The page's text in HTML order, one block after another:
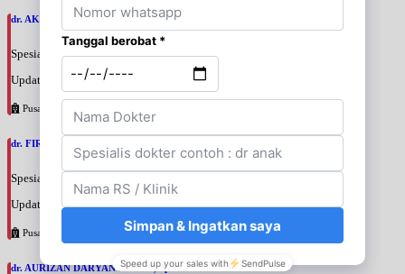
dr. AKBARI WAHYUDI KUSUMAH, SpU
Spesialis: Bedah Urologi
Update terakhir: 2026-08-06 18:38:38
Pusat Pertamina
dr. FIRTANTYO ADI SYAHPUTRA, SpU
Spesialis: Bedah Urologi
Update terakhir: 2026-08-06 18:29:29
Pusat Pertamina
dr. AURIZAN DARYAN KARIM, SpB